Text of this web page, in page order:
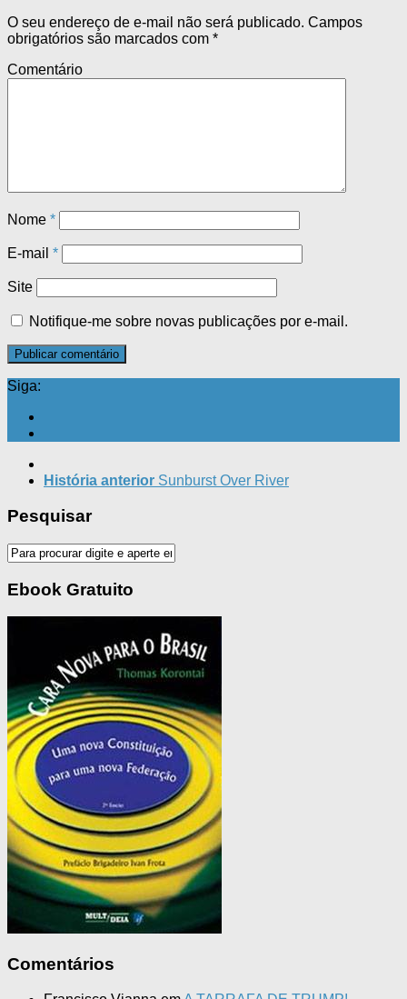
O seu endereço de e-mail não será publicado. Campos
obrigatórios são marcados com *
Comentário
Nome *
E-mail *
Site
Notifique-me sobre novas publicações por e-mail.
Siga:
História anterior Sunburst Over River
Pesquisar
Ebook Gratuito
Comentários